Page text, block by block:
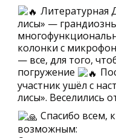
Литературная
лисы» —
колонки с
— все, для того,
погружение
участник ушёл с
лисы». Веселились
Спасибо всем,
возможным: